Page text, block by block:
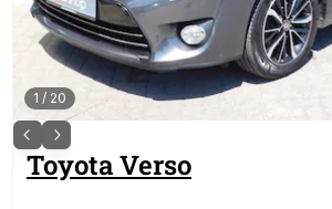
1 / 20
ToyotaVerso